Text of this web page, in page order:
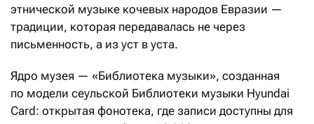
этнической музыке кочевых народов Евразии —
традиции, которая передавалась не через
письменность, а из уст в уста.
Ядро музея — «Библиотека музыки», созданная
по модели сеульской Библиотеки музыки Hyundai
Card: открытая фонотека, где записи доступны для